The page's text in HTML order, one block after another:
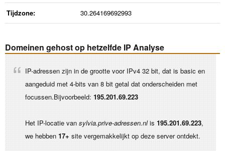
Tijdzone: 30.264169692993
Domeinen gehost op hetzelfde IP Analyse
IP-adressen zijn in de grootte voor IPv4 32 bit, dat is basic en
aangeduid met 4-bits van 8 bit getal dat onderscheiden met
focussen.Bijvoorbeeld: 195.201.69.223
Het IP-locatie van sylvia.prive-adressen.nlis 195.201.69.223,
we hebben 17+ site vergemakkelijkt op deze server ontdekt.